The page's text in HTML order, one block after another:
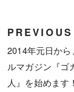
PREVIOUS
2014年元日から
ルマガジン『ゴ
人』を始めます！